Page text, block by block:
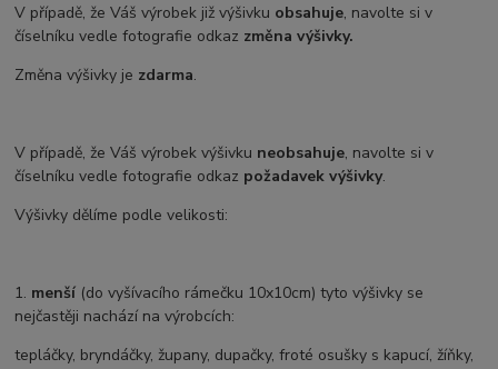
V případě, že Váš výrobek již výšivku obsahuje, navolte si v
číselníku vedle fotografie odkaz změna výšivky.
Změna výšivky je zdarma.
V případě, že Váš výrobek výšivku neobsahuje, navolte si v
číselníku vedle fotografie odkaz požadavek výšivky.
Výšivky dělíme podle velikosti:
1. menší (do vyšívacího rámečku 10x10cm) tyto výšivky se
nejčastěji nachází na výrobcích:
tepláčky, bryndáčky, župany, dupačky, froté osušky s kapucí, žíňky,